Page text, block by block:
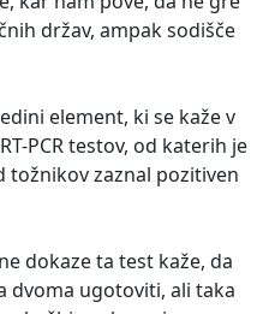
držav, ampak sodišče
element, ki se kaže v
PCR testov, od katerih je
zaznal pozitiven
dokaze ta test kaže, da
dvoma ugotoviti, ali taka